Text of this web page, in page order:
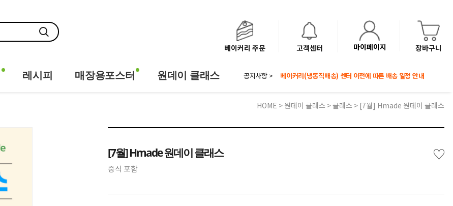
베이커리 주문 고객센터 마이페이지 장바구니
레시피 매장용포스터 원데이 클래스 공지사항 >
8월 광복절 배송안내
HOME > 원데이 클래스 >클래스 > [7월] Hmade 원데이 클래스
[7월] Hmade 원데이 클래스 ♡
중식 포함